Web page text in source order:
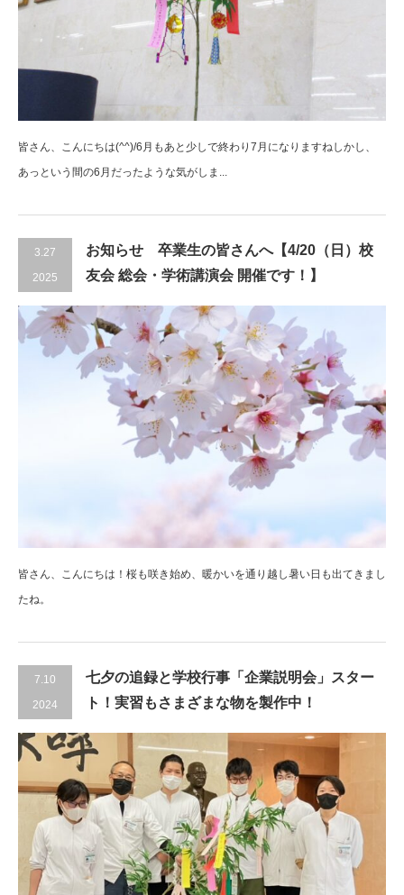
皆さん、こんにちは(^^)/6月もあと少しで終わり7月になりますねしかし、
あっという間の6月だったような気がしま...
3.27
2025
お知らせ 卒業生の皆さんへ【4/20（日）校
友会 総会・学術講演会 開催です！】
皆さん、こんにちは！桜も咲き始め、暖かいを通り越し暑い日も出てきまし
たね。
7.10
2024
七夕の追録と学校行事「企業説明会」スター
ト！実習もさまざまな物を製作中！